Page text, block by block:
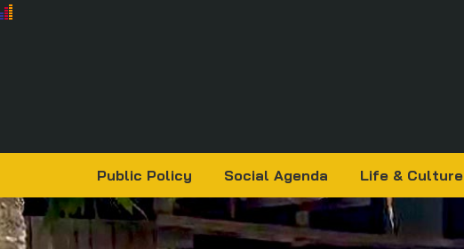
Public Policy Social Agenda Life & Culture